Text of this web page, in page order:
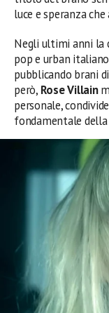
luce e speranza
Negli ultimi anni la
pop e urban
pubblicando brani
però, Rose Villain
personale,
fondamentale della